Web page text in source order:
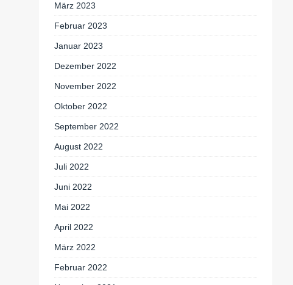
März 2023
Februar 2023
Januar 2023
Dezember 2022
November 2022
Oktober 2022
September 2022
August 2022
Juli 2022
Juni 2022
Mai 2022
April 2022
März 2022
Februar 2022